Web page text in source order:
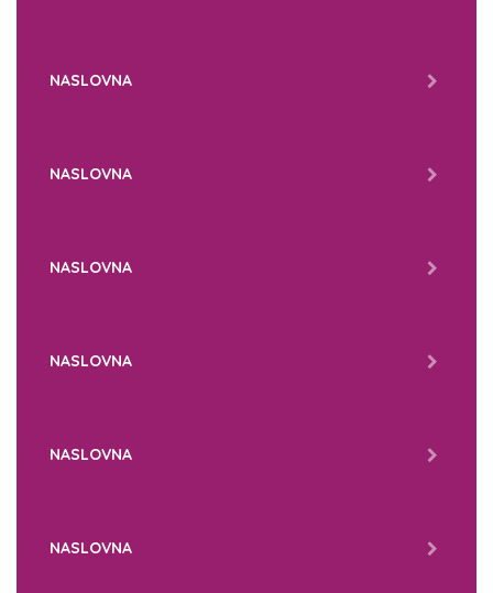
NASLOVNA
NASLOVNA
NASLOVNA
NASLOVNA
NASLOVNA
NASLOVNA